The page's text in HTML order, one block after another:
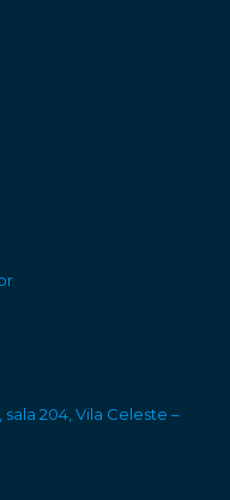
204, Vila Celeste –